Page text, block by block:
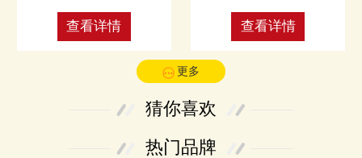
查看详情 查看详情
更多
猜你喜欢
热门品牌